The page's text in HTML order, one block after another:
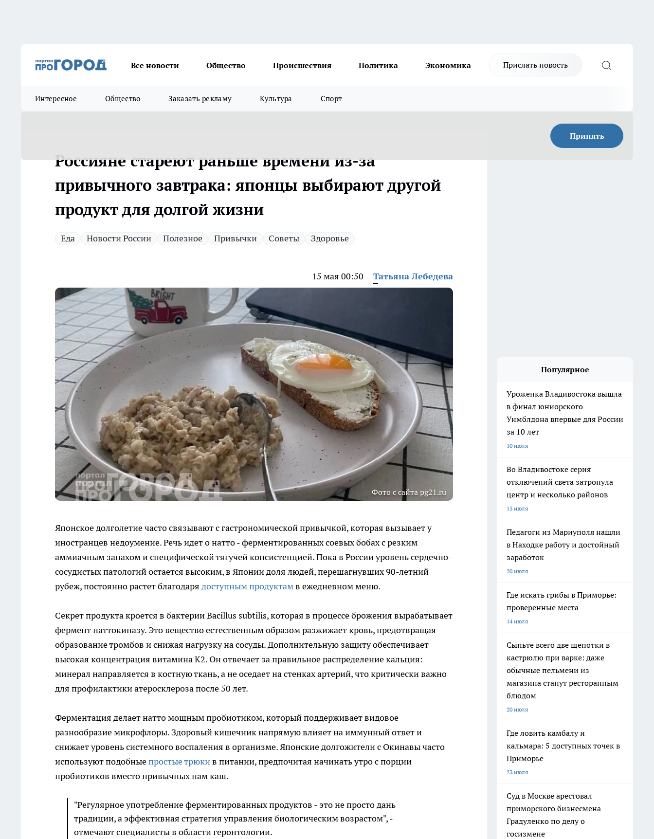
Все новости Общество Происшествия Политика Экономика Прислать новость
Интересное Общество Заказать рекламу Культура Спорт
Принять
Россияне стареют раньше времени из-за
привычного завтрака: японцы выбирают другой
продукт для долгой жизни
Еда Новости России Полезное Привычки Советы Здоровье
15 мая 00:50 Татьяна Лебедева
Фото с сайта pg21.ru
Японское долголетие часто связывают с гастрономической привычкой, которая вызывает у
иностранцев недоумение. Речь идет о натто - ферментированных соевых бобах с резким
аммиачным запахом и специфической тягучей консистенцией. Пока в России уровень сердечно-
сосудистых патологий остается высоким, в Японии доля людей, перешагнувших 90-летний
рубеж, постоянно растет благодаря доступным продуктамв ежедневном меню.
Секрет продукта кроется в бактерии Bacillus subtilis, которая в процессе брожения вырабатывает
фермент наттокиназу. Это вещество естественным образом разжижает кровь, предотвращая
образование тромбов и снижая нагрузку на сосуды. Дополнительную защиту обеспечивает
высокая концентрация витамина K2. Он отвечает за правильное распределение кальция:
минерал направляется в костную ткань, а не оседает на стенках артерий, что критически важно
для профилактики атеросклероза после 50 лет.
Ферментация делает натто мощным пробиотиком, который поддерживает видовое
разнообразие микрофлоры. Здоровый кишечник напрямую влияет на иммунный ответ и
снижает уровень системного воспаления в организме. Японские долгожители с Окинавы часто
используют подобныепростые трюкив питании, предпочитая начинать утро с порции
пробиотиков вместо привычных нам каш.
"Регулярное употребление ферментированных продуктов - это не просто дань
традиции, а эффективная стратегия управления биологическим возрастом", -
отмечают специалисты в области геронтологии.
Популярное
Уроженка Владивостока вышла
в финал юниорского
Уимблдона впервые для России
за 10 лет
10 июля
Во Владивостоке серия
отключений света затронула
центр и несколько районов
13 июля
Педагоги из Мариуполя нашли
в Находке работу и достойный
заработок
20 июля
Где искать грибы в Приморье:
проверенные места
14 июля
Сыпьте всего две щепотки в
кастрюлю при варке: даже
обычные пельмени из
магазина станут ресторанным
блюдом
20 июля
Где ловить камбалу и
кальмара: 5 доступных точек в
Приморье
23 июля
Суд в Москве арестовал
приморского бизнесмена
Градуленко по делу о
госизмене